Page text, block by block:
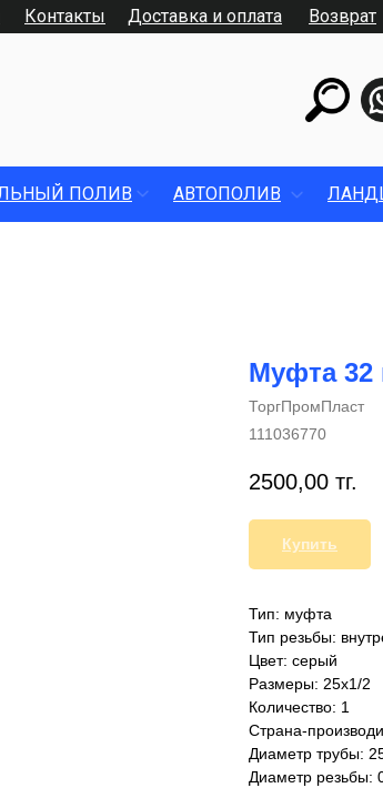
Доставка и оплата
Контакты Возврат
ПОЛИВ АВТОПОЛИВ
Муфта 32
ТоргПромПласт
111036770
2500,00 тг.
Купить
Тип: муфта
Тип резьбы:
Цвет: серый
Размеры: 25х1/2
Количество: 1
Страна-
Диаметр трубы:
Диаметр резьбы: